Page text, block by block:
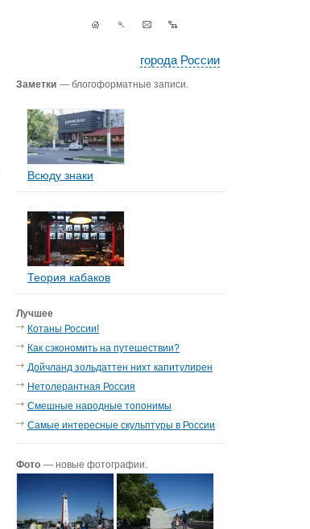
города России
Заметки — блогоформатные записи.
Всюду знаки
Теория кабаков
Лучшее
Котаны России!
Как сэкономить на путешествии?
Дойчланд зольдаттен нихт капитулирен
Нетолерантная Россия
Смешные народные топонимы
Самые интересные скульптуры в России
Фото — новые фотографии.